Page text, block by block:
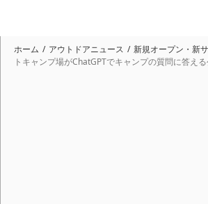
ホーム アウトドアニュース 新規オープン・新
トキャンプ場がChatGPTでキャンプの質問に答え